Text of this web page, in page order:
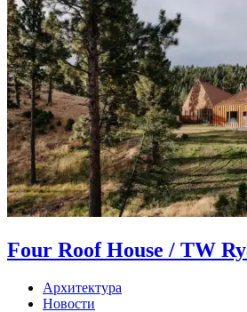
Four Roof House / TW
Архитектура
Новости